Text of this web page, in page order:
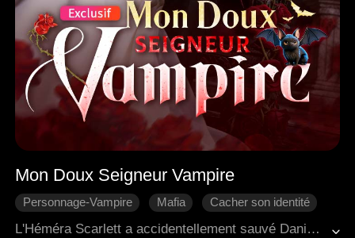
Mon Doux Seigneur Vampire
Personnage-Vampire Mafia
Cacher son identité
Scénario-Trahison
L'Héméra Scarlett a accidentellement sauvé Daniel, un seigneur vampire et parrain de la mafia. En raison du caractère unique de son sang, elle a attiré l'attention de vampires qui la traquaient. Au moment critique, Daniel est apparu et l'a secourue. Cependant, à cause des souvenirs traumatisants de l'enfance de Scarlett, il n'a eu d'autre choix que de cacher sa véritable identité de vampire. Sous sa protection débordante et attentionnée, Scarlett est tombée peu à peu amoureuse de lui. Mais soudain, la fiancée de Daniel, Zoe, est apparue et a impitoyablement révélé son identité de vampire.